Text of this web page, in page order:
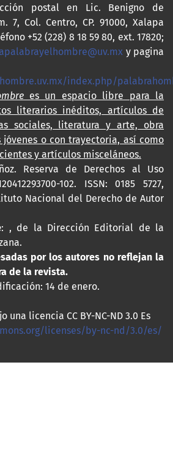
postal en Lic. Benigno de
7, Col. Centro, CP. 91000, Xalapa
+52 (228) 8 18 59 80, ext. 17820;
y pagina
index.php/
es un espacio libre para la
literarios inéditos, artículos de
sociales, literatura y arte, obra
o con trayectoria, así como
y artículos misceláneos.
Reserva de Derechos al Uso
102. ISSN: 0185 5727,
Nacional del Derecho de Autor
: , de la Dirección Editorial de la
por los autores no reflejan la
de la revista.
14 de enero.
una licencia CC BY-NC-ND 3.0 Es
licenses/by-nc-nd/3.0/es/